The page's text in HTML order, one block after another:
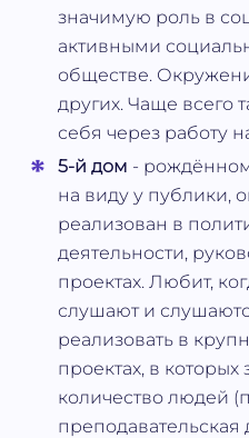
значимую роль в
активными
обществе.
других. Чаще всего
себя через работу
5-й дом -
на виду у публики,
реализован в
деятельности,
проектах. Любит,
слушают и
реализовать в
проектах, в
количество людей
преподавательская